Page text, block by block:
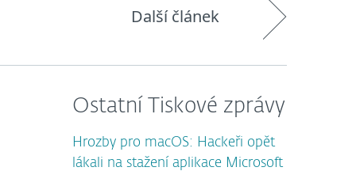
Další článek
Ostatní Tiskové zprávy
Hrozby pro macOS: Hackeři opět
lákali na stažení aplikace Microsoft